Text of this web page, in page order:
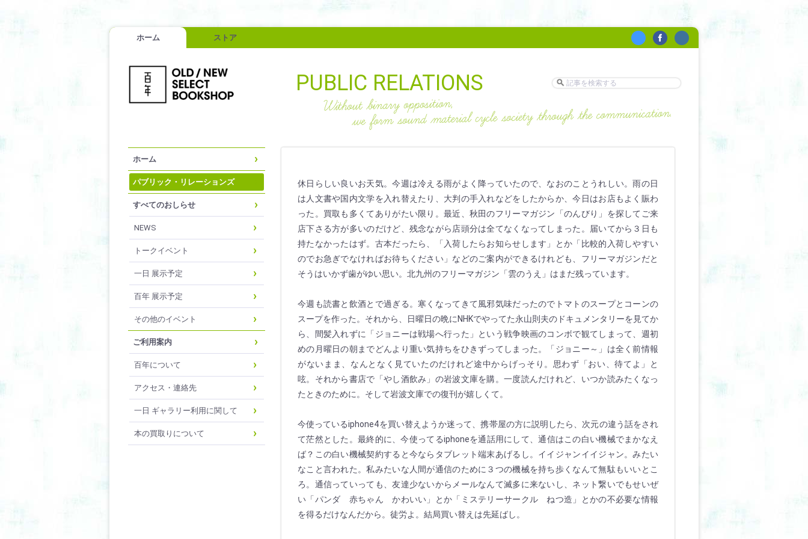
ホーム ストア
PUBLIC RELATIONS
ホーム
パブリック・リレーションズ
すべてのおしらせ
NEWS
トークイベント
一日 展示予定
百年 展示予定
その他のイベント
ご利用案内
百年について
アクセス・連絡先
一日 ギャラリー利用に関して
本の買取りについて
休日らしい良いお天気。今週は冷える雨がよく降っていたので、なおのことうれしい。雨の日
は人文書や国内文学を入れ替えたり、大判の手入れなどをしたからか、今日はお店もよく賑わ
った。買取も多くてありがたい限り。最近、秋田のフリーマガジン「のんびり」を探してご来
店下さる方が多いのだけど、残念ながら店頭分は全てなくなってしまった。届いてから３日も
持たなかったはず。古本だったら、「入荷したらお知らせします」とか「比較的入荷しやすい
のでお急ぎでなければお待ちください」などのご案内ができるけれども、フリーマガジンだと
そうはいかず歯がゆい思い。北九州のフリーマガジン「雲のうえ」はまだ残っています。
今週も読書と飲酒とで過ぎる。寒くなってきて風邪気味だったのでトマトのスープとコーンの
スープを作った。それから、日曜日の晩にNHKでやってた永山則夫のドキュメンタリーを見てか
ら、間髪入れずに「ジョニーは戦場へ行った」という戦争映画のコンボで観てしまって、週初
めの月曜日の朝までどんより重い気持ちをひきずってしまった。「ジョニー～」は全く前情報
がないまま、なんとなく見ていたのだけれど途中からげっそり。思わず「おい、待てよ」と
呟。それから書店で「やし酒飲み」の岩波文庫を購。一度読んだけれど、いつか読みたくなっ
たときのために。そして岩波文庫での復刊が嬉しくて。
今使っているiphone4を買い替えようか迷って、携帯屋の方に説明したら、次元の違う話をされ
て茫然とした。最終的に、今使ってるiphoneを通話用にして、通信はこの白い機械でまかなえ
ば？この白い機械契約すると今ならタブレット端末あげるし。イイジャンイイジャン。みたい
なこと言われた。私みたいな人間が通信のために３つの機械を持ち歩くなんて無駄もいいとこ
ろ。通信っていっても、友達少ないからメールなんて滅多に来ないし、ネット繋いでもせいぜ
い「パンダ 赤ちゃん かわいい」とか「ミステリーサークル ねつ造」とかの不必要な情報
を得るだけなんだから。徒労よ。結局買い替えは先延ばし。